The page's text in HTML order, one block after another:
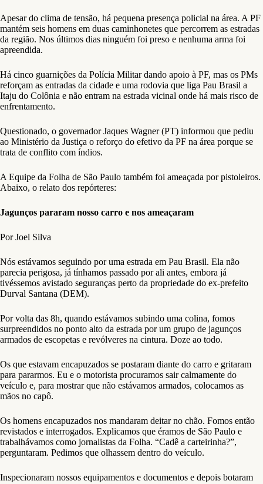
Apesar do clima de tensão, há pequena presença policial na área. A PF
mantém seis homens em duas caminhonetes que percorrem as estradas
da região. Nos últimos dias ninguém foi preso e nenhuma arma foi
apreendida.
Há cinco guarnições da Polícia Militar dando apoio à PF, mas os PMs
reforçam as entradas da cidade e uma rodovia que liga Pau Brasil a
Itaju do Colônia e não entram na estrada vicinal onde há mais risco de
enfrentamento.
Questionado, o governador Jaques Wagner (PT) informou que pediu
ao Ministério da Justiça o reforço do efetivo da PF na área porque se
trata de conflito com índios.
A Equipe da Folha de São Paulo também foi ameaçada por pistoleiros.
Abaixo, o relato dos repórteres:
Jagunços pararam nosso carro e nos ameaçaram
Por Joel Silva
Nós estávamos seguindo por uma estrada em Pau Brasil. Ela não
parecia perigosa, já tínhamos passado por ali antes, embora já
tivéssemos avistado seguranças perto da propriedade do ex-prefeito
Durval Santana (DEM).
Por volta das 8h, quando estávamos subindo uma colina, fomos
surpreendidos no ponto alto da estrada por um grupo de jagunços
armados de escopetas e revólveres na cintura. Doze ao todo.
Os que estavam encapuzados se postaram diante do carro e gritaram
para pararmos. Eu e o motorista procuramos sair calmamente do
veículo e, para mostrar que não estávamos armados, colocamos as
mãos no capô.
Os homens encapuzados nos mandaram deitar no chão. Fomos então
revistados e interrogados. Explicamos que éramos de São Paulo e
trabalhávamos como jornalistas da Folha. “Cadê a carteirinha?”,
perguntaram. Pedimos que olhassem dentro do veículo.
Inspecionaram nossos equipamentos e documentos e depois botaram